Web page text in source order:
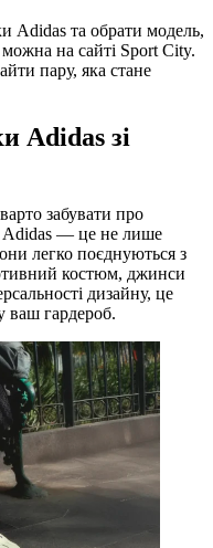
Adidas та обрати модель,
на сайті Sport City.
пару, яка стане
Adidas зі
забувати про
Adidas — це не лише
легко поєднуються з
костюм, джинси
дизайну, це
ваш гардероб.